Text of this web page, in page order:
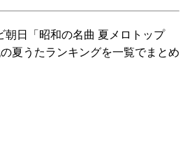
朝日「昭和の名曲 夏メロトップ
夏うたランキングを一覧でまとめ